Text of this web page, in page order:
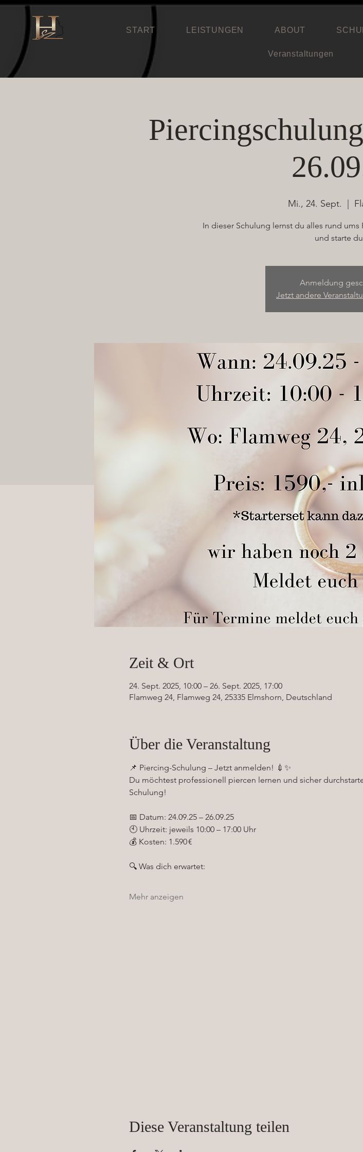
START LEISTUNGEN ABOUT
Veranstaltungen
Mi., 24. Sept.
In dieser Schulung lernst du alles rund
und starte
Anmeldung
Jetzt andere
Zeit & Ort
24. Sept. 2025, 10:00 – 26. Sept. 2025, 17:00
Flamweg 24, Flamweg 24, 25335 Elmshorn, Deutschland
Über die Veranstaltung
📌 Piercing-Schulung – Jetzt anmelden! 💉✨
Du möchtest professionell piercen lernen und sicher
Schulung!
📅 Datum: 24.09.25 – 26.09.25
🕙 Uhrzeit: jeweils 10:00 – 17:00 Uhr
💰 Kosten: 1.590 €
🔍 Was dich erwartet:
Mehr anzeigen
Diese Veranstaltung teilen